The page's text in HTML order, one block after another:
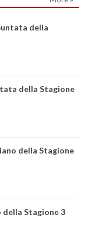
della
della Stagione
della Stagione
della Stagione 3